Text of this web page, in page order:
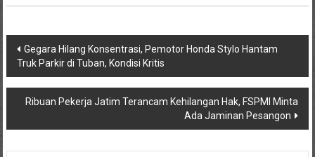
Navigasi
pos
Gegara Hilang Konsentrasi, Pemotor Honda Stylo Hantam
Truk Parkir di Tuban, Kondisi Kritis
Ribuan Pekerja Jatim Terancam Kehilangan Hak, FSPMI Minta
Ada Jaminan Pesangon